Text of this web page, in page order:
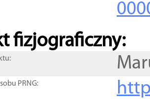
fizjograficzny:
PRNG: